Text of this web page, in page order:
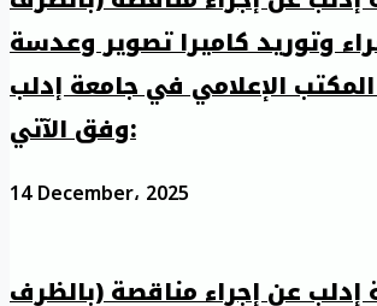
وتوريد كاميرا تصوير وعدسة
الإعلامي في جامعة إدلب
وفق الآتي:
14 December، 2025
إدلب عن إجراء مناقصة (بالظرف